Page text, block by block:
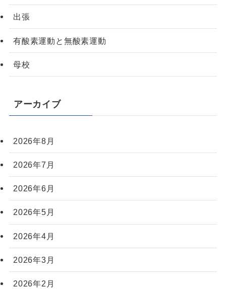
出張
有酸素運動と無酸素運動
母校
アーカイブ
2026年8月
2026年7月
2026年6月
2026年5月
2026年4月
2026年3月
2026年2月